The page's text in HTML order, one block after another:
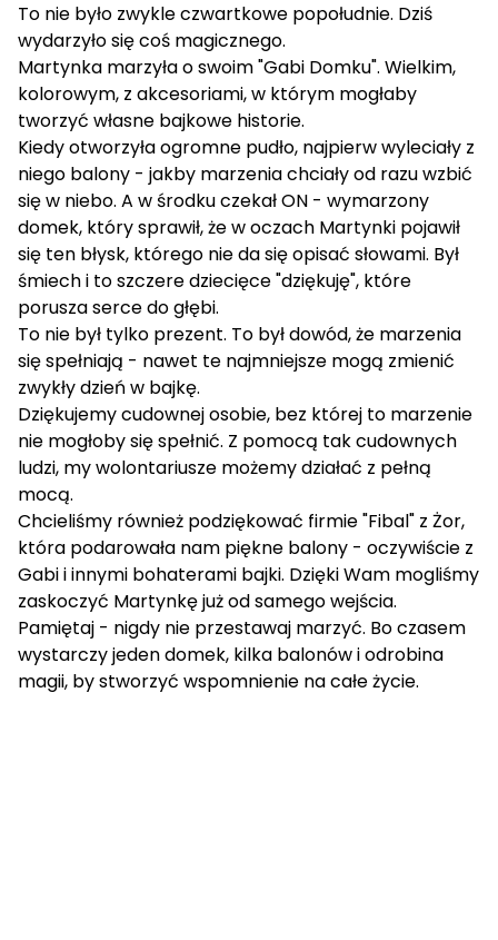
To nie było zwykle czwartkowe popołudnie. Dziś
wydarzyło się coś magicznego.
Martynka marzyła o swoim "Gabi Domku". Wielkim,
kolorowym, z akcesoriami, w którym mogłaby
tworzyć własne bajkowe historie.
Kiedy otworzyła ogromne pudło, najpierw wyleciały z
niego balony - jakby marzenia chciały od razu wzbić
się w niebo. A w środku czekał ON - wymarzony
domek, który sprawił, że w oczach Martynki pojawił
się ten błysk, którego nie da się opisać słowami. Był
śmiech i to szczere dziecięce "dziękuję", które
porusza serce do głębi.
To nie był tylko prezent. To był dowód, że marzenia
się spełniają - nawet te najmniejsze mogą zmienić
zwykły dzień w bajkę.
Dziękujemy cudownej osobie, bez której to marzenie
nie mogłoby się spełnić. Z pomocą tak cudownych
ludzi, my wolontariusze możemy działać z pełną
mocą.
Chcieliśmy również podziękować firmie "Fibal" z Żor,
która podarowała nam piękne balony - oczywiście z
Gabi i innymi bohaterami bajki. Dzięki Wam mogliśmy
zaskoczyć Martynkę już od samego wejścia.
Pamiętaj - nigdy nie przestawaj marzyć. Bo czasem
wystarczy jeden domek, kilka balonów i odrobina
magii, by stworzyć wspomnienie na całe życie.